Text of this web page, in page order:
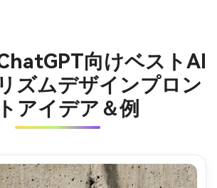
向けベストAI
ズムデザインプロン
アイデア＆例